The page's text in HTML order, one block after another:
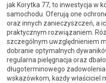
jak Korytka 77, to inwestycja w
samochodu. Oferują one
oraz innych zanieczyszczeń, a
praktycznym rozwiązaniem.
szczególnym uwzględnieniem
dobranie optymalnych
regularna pielęgnacja oraz
długoterminowego
wskazówkom, każdy właściciel